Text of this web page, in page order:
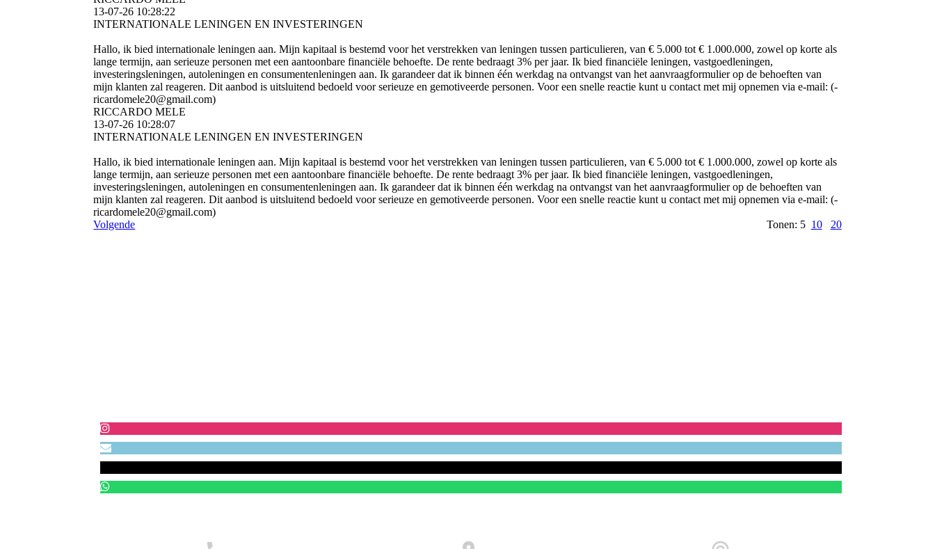
13-07-26 10:28:22
INTERNATIONALE LENINGEN EN INVESTERINGEN
Hallo, ik bied internationale leningen aan. Mijn kapitaal is bestemd voor het verstrekken van leningen tussen particulieren, van € 5.000 tot € 1.000.000, zowel op korte als
lange termijn, aan serieuze personen met een aantoonbare financiële behoefte. De rente bedraagt ​​3% per jaar. Ik bied financiële leningen, vastgoedleningen,
investeringsleningen, autoleningen en consumentenleningen aan. Ik garandeer dat ik binnen één werkdag na ontvangst van het aanvraagformulier op de behoeften van
mijn klanten zal reageren. Dit aanbod is uitsluitend bedoeld voor serieuze en gemotiveerde personen. Voor een snelle reactie kunt u contact met mij opnemen via e-mail: (­
ricardomele20@­gmail.­com)­
RICCARDO MELE
13-07-26 10:28:07
INTERNATIONALE LENINGEN EN INVESTERINGEN
Hallo, ik bied internationale leningen aan. Mijn kapitaal is bestemd voor het verstrekken van leningen tussen particulieren, van € 5.000 tot € 1.000.000, zowel op korte als
lange termijn, aan serieuze personen met een aantoonbare financiële behoefte. De rente bedraagt ​​3% per jaar. Ik bied financiële leningen, vastgoedleningen,
investeringsleningen, autoleningen en consumentenleningen aan. Ik garandeer dat ik binnen één werkdag na ontvangst van het aanvraagformulier op de behoeften van
mijn klanten zal reageren. Dit aanbod is uitsluitend bedoeld voor serieuze en gemotiveerde personen. Voor een snelle reactie kunt u contact met mij opnemen via e-mail: (­
ricardomele20@­gmail.­com)­
Volgende
Tonen: 5 10 20